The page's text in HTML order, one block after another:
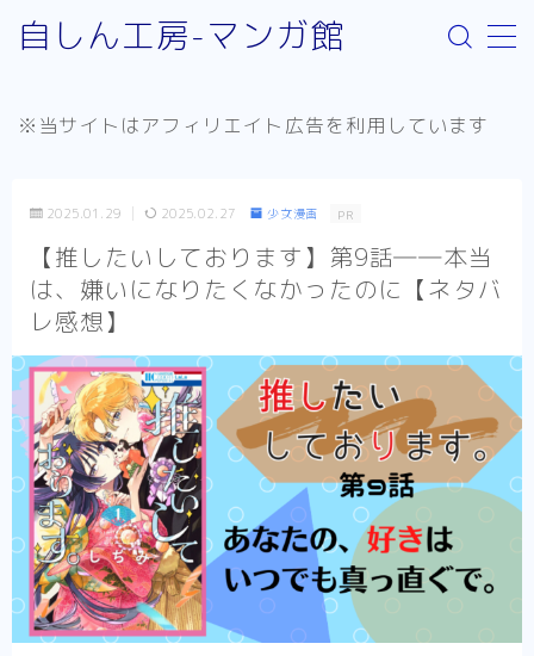
自しん工房-マンガ館
取り扱いジャンルについて
お問い合わせ
リンク：外部サイト
お知らせ
少年漫画
Helck（comic）
SPY×FAMILY
不徳のギルド
異剣戦記ヴェルンディオ
ひねくれ騎士とふわふわ姫様
※当サイトはアフィリエイト広告を利用しています
2025.01.29 2025.02.27 少女漫画 PR
【推したいしております】第9話――本当
は、嫌いになりたくなかったのに【ネタバ
レ感想】